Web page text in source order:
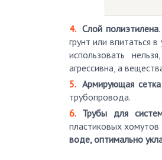
Слой полиэтилена
грунт или впитаться
использовать
агрессивна, а
Армирующая
трубопровода.
Трубы для
пластиковых
воде, оптимально